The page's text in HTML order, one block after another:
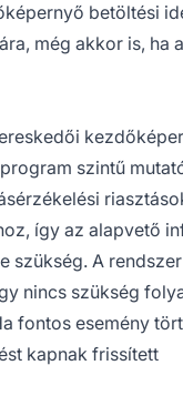
betöltési
még akkor is, ha
szintű
így az alapvető
szükség. A rendszer
nincs szükség
fontos esemény
kapnak frissített